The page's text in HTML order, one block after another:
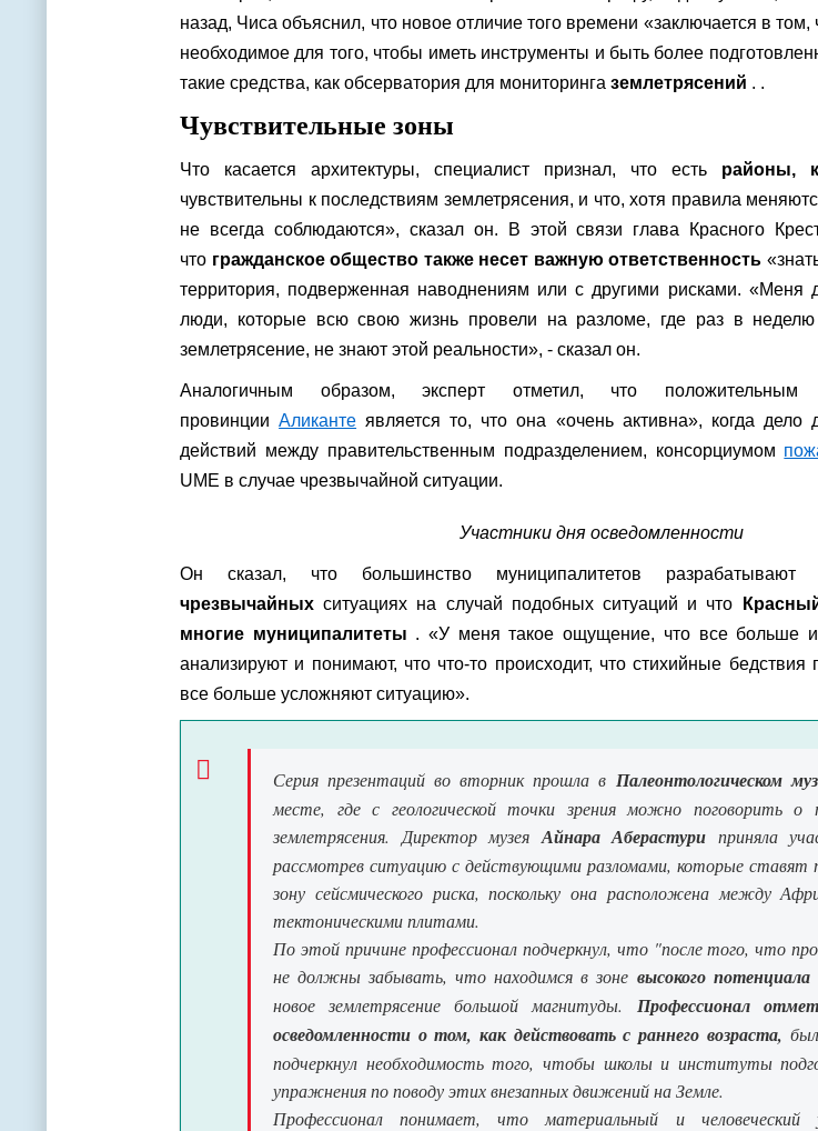
назад, Чиса объяснил, что новое отличие того времени «заключается в том,
необходимое для того, чтобы иметь инструменты и быть более
такие средства, как обсерватория для мониторинга землетрясений . .
Чувствительные зоны
Что касается архитектуры, специалист признал, что есть районы,
чувствительны к последствиям землетрясения, и что, хотя правила
не всегда соблюдаются», сказал он. В этой связи глава Красного
что гражданское общество также несет важную ответственность
территория, подверженная наводнениям или с другими рисками. «Меня
люди, которые всю свою жизнь провели на разломе, где раз в неделю
землетрясение, не знают этой реальности», - сказал он.
Аналогичным образом, эксперт отметил, что
провинцииАликанте является то, что она «очень активна», когда дело
действий между правительственным подразделением, консорциумом
UME в случае чрезвычайной ситуации.
Участники дня осведомленности
Он сказал, что большинство муниципалитетов разрабатывают
чрезвычайных ситуациях на случай подобных ситуаций и что
многие муниципалитеты . «У меня такое ощущение, что все больше
анализируют и понимают, что что-то происходит, что стихийные
все больше усложняют ситуацию».
Серия презентаций во вторник прошла в Палеонтологическом
месте, где с геологической точки зрения можно поговорить о
землетрясения. Директор музея Айнара Аберастури приняла
рассмотрев ситуацию с действующими разломами, которые ставят
зону сейсмического риска, поскольку она расположена между
тектоническими плитами.
По этой причине профессионал подчеркнул, что "после того, что
не должны забывать, что находимся в зоне высокого потенциала
новое землетрясение большой магнитуды. Профессионал
осведомленности о том, как действовать с раннего возраста,
подчеркнул необходимость того, чтобы школы и институты
упражнения по поводу этих внезапных движений на Земле.
Профессионал понимает, что материальный и